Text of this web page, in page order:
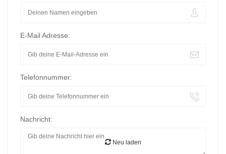
E-Mail Adresse:
Telefonnummer:
Nachricht:
Neu laden